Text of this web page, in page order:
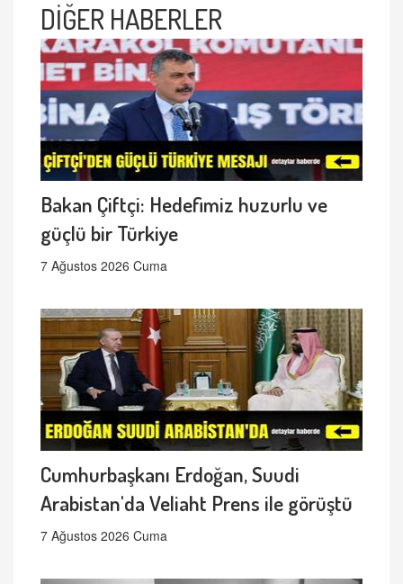
DİĞER HABERLER
Bakan Çiftçi: Hedefimiz huzurlu ve
güçlü bir Türkiye
7 Ağustos 2026 Cuma
Cumhurbaşkanı Erdoğan, Suudi
Arabistan'da Veliaht Prens ile görüştü
7 Ağustos 2026 Cuma